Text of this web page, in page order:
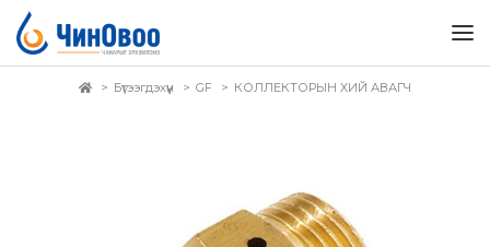
Бүтээгдэхүүн GF КОЛЛЕКТОРЫН ХИЙ АВАГЧ